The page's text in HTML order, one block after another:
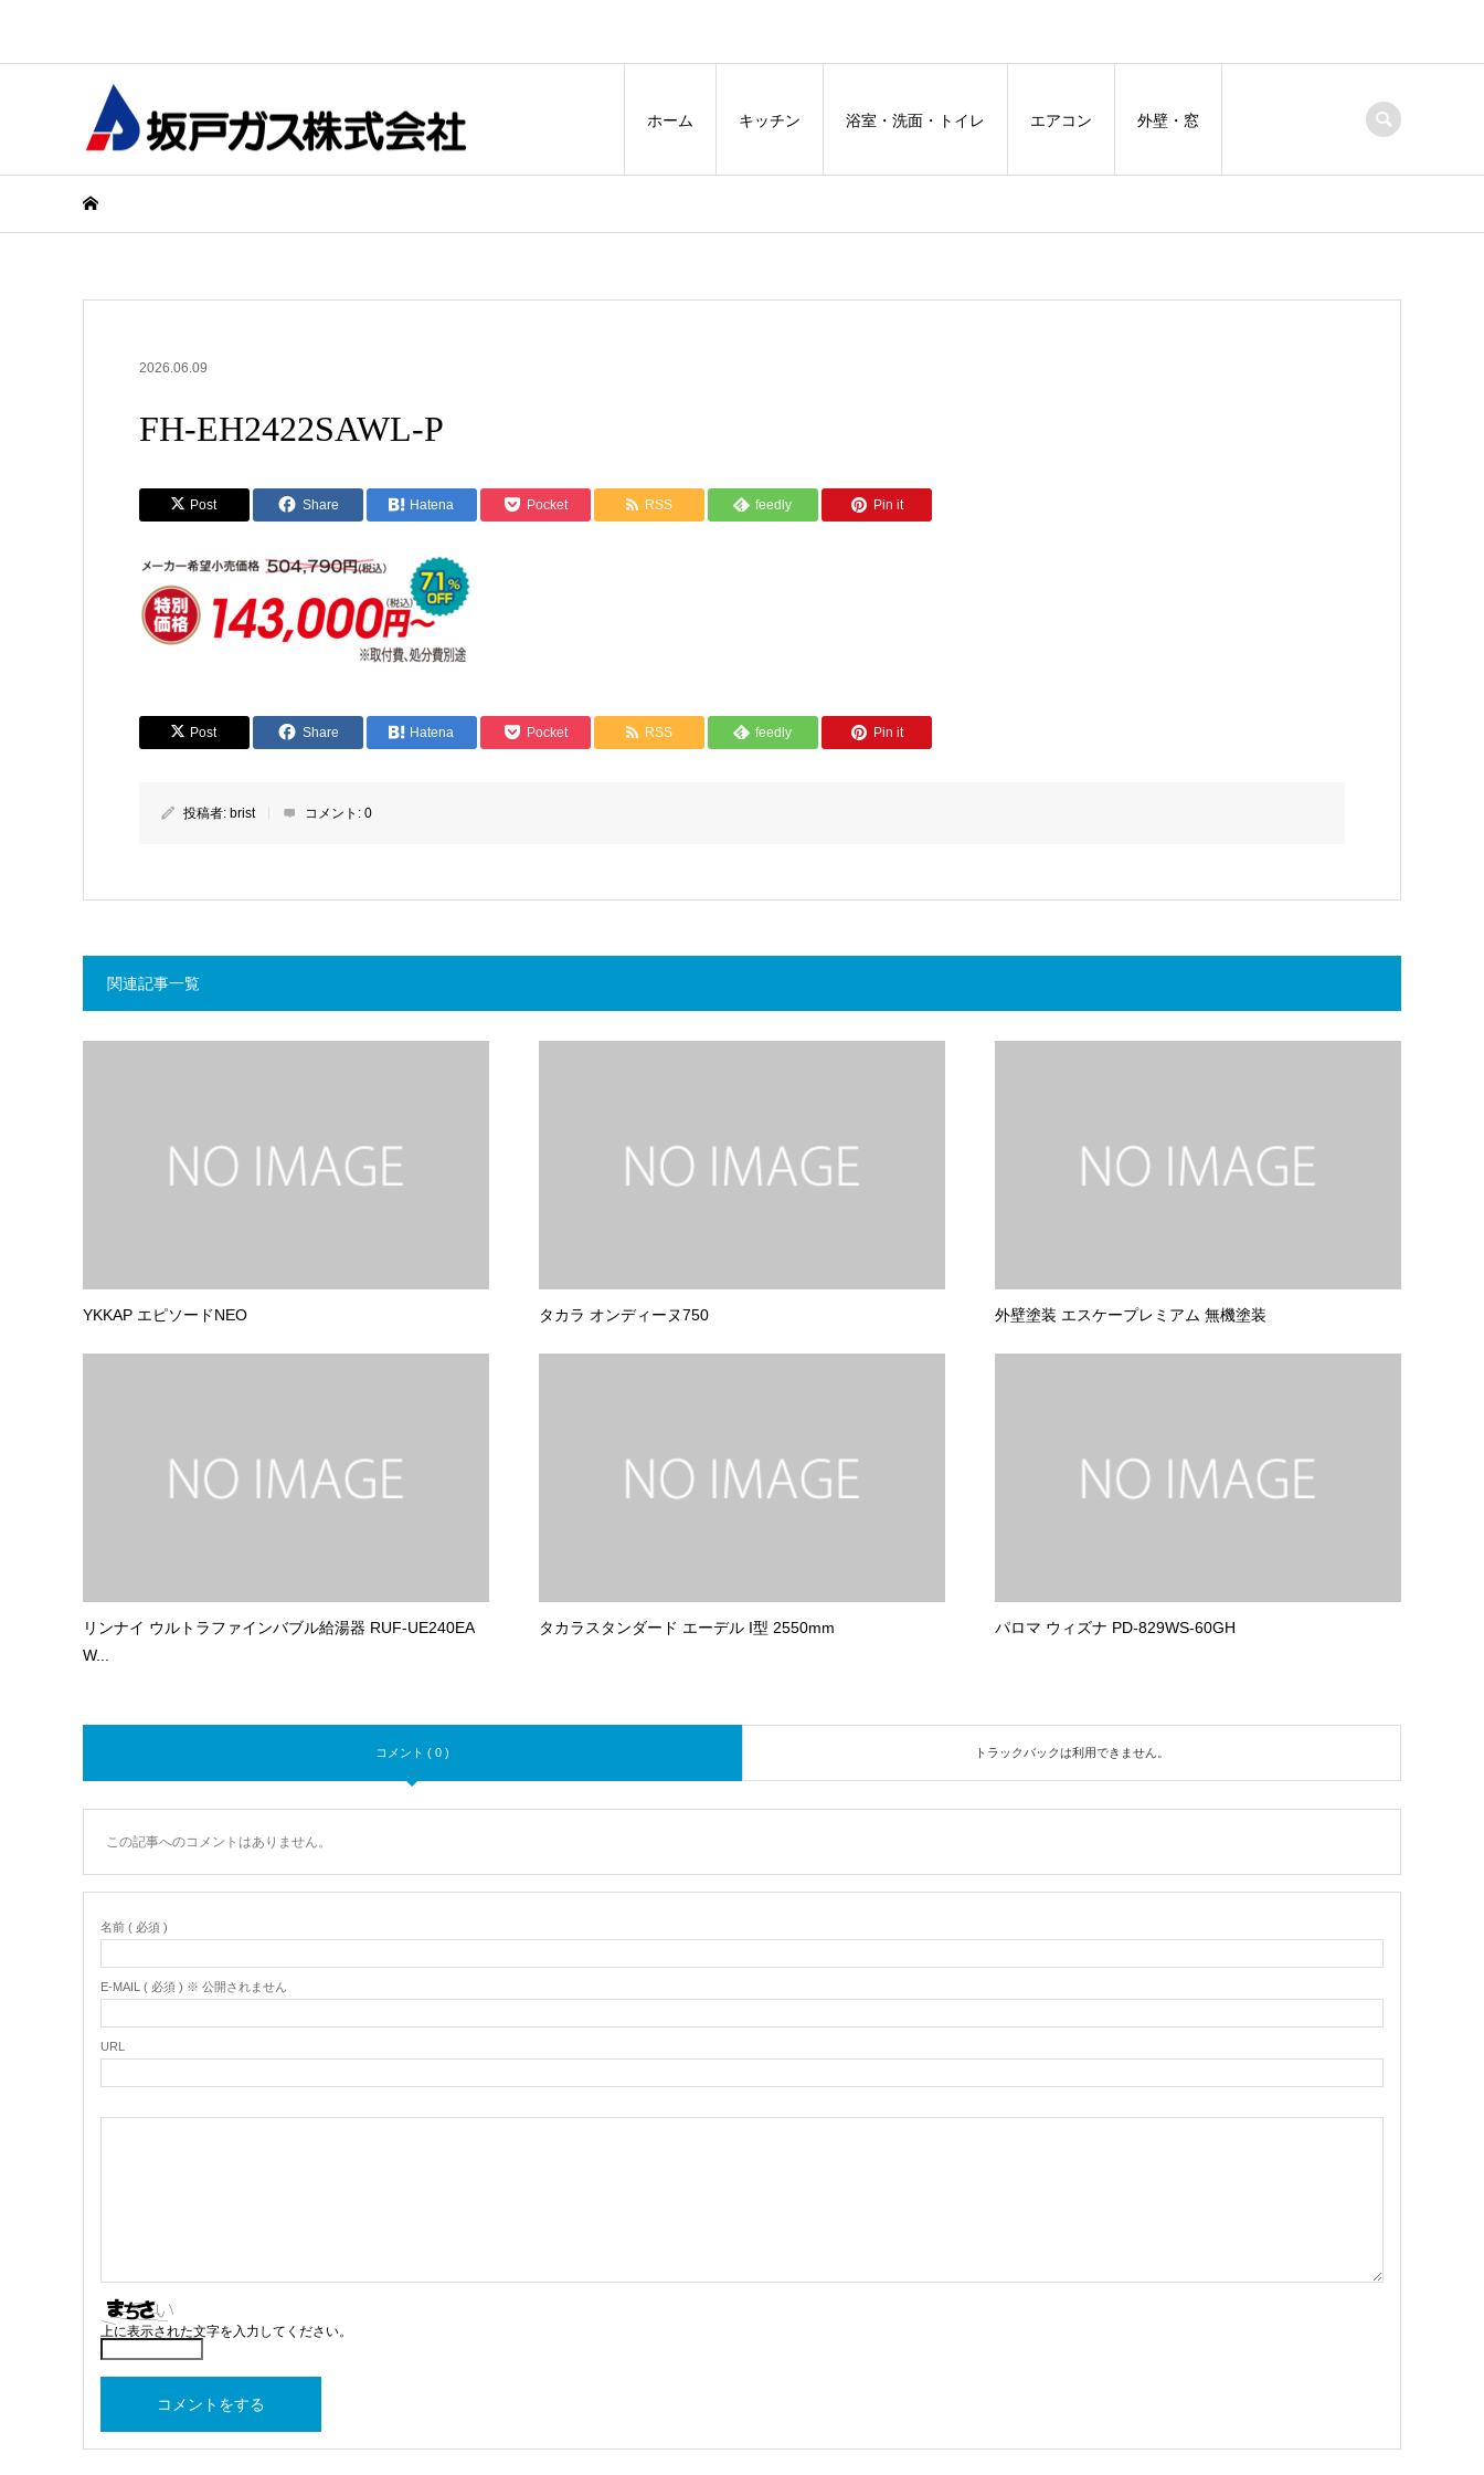
ホーム キッチン 浴室・洗面・トイレ エアコン 外壁・窓
2026.06.09
FH-EH2422SAWL-P
Post Share Hatena Pocket RSS feedly Pin it
Post Share Hatena Pocket RSS feedly Pin it
投稿者: brist コメント: 0
関連記事一覧
YKKAP エピソードNEO タカラ オンディーヌ750 外壁塗装 エスケープレミアム 無機塗装
リンナイ ウルトラファインバブル給湯器 RUF-UE240EA
W...
タカラスタンダード エーデル I型 2550mm パロマ ウィズナ PD-829WS-60GH
コメント ( 0 ) トラックバックは利用できません。
この記事へのコメントはありません。
名前 ( 必須 )
E-MAIL ( 必須 ) ※ 公開されません
URL
上に表示された文字を入力してください。